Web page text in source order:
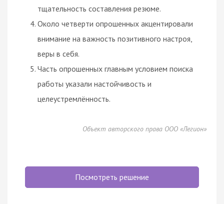
тщательность составления резюме.
Около четверти опрошенных акцентировали
внимание на важность позитивного настроя,
веры в себя.
Часть опрошенных главным условием поиска
работы указали настойчивость и
целеустремлённость.
Объект авторского права ООО «Легион»
Посмотреть решение